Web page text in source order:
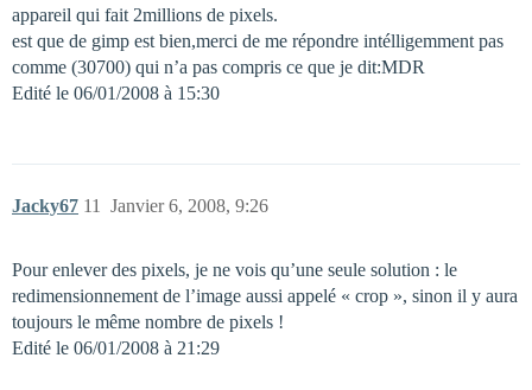
appareil qui fait 2millions de pixels.
est que de gimp est bien,merci de me répondre intélligemment pas
comme (30700) qui n’a pas compris ce que je dit:MDR
Edité le 06/01/2008 à 15:30
Jacky67 Janvier 6, 2008, 9:26
11
Pour enlever des pixels, je ne vois qu’une seule solution : le
redimensionnement de l’image aussi appelé « crop », sinon il y aura
toujours le même nombre de pixels !
Edité le 06/01/2008 à 21:29